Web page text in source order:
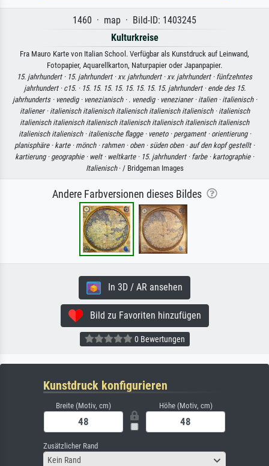
1460 · map · Bild-ID: 1403245
Kulturkreise
Fra Mauro Karte von Italian School. Verfügbar als Kunstdruck auf Leinwand,
Fotopapier, Aquarellkarton, Naturpapier oder Japanpapier.
15. jahrhundert · 15. jahrhundert · xv. jahrhundert · xv. jahrhundert · fünfzehntes
jahrhundert · c15. · 15. 15. 15. 15. 15. 15. 15. 15. jahrhundert · ende des 15.
jahrhunderts · venedig · venezianisch · . venedig · venezianer · italien · italienisch ·
italiener · italienisch italienisch italienisch italienisch italienisch · italienisch
italienisch italienisch italienisch italienisch italienisch italienisch italienisch
italienisch italienisch · italienische flagge · veneto · pergament · orientierung ·
planisphäre · karte · mönch · rahmen · oben · süden oben · auf den kopf gestellt ·
kartierung · geographie · welt · weltkarte · 15. jahrhundert · farbe · kartographie ·
Italienisch· / Bridgeman Images
Andere Farbversionen dieses Bildes
In 3D / AR ansehen
Bild zu Favoriten hinzufügen
0 Bewertungen
Kunstdruck konfigurieren
Breite (Motiv, cm) Höhe (Motiv, cm)
Zusätzlicher Rand
Kein Rand